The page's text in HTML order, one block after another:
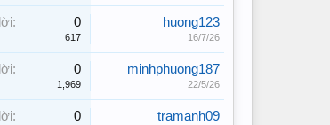
0
617
huong123
16/7/26
0
1,969
minhphuong187
22/5/26
0 tramanh09